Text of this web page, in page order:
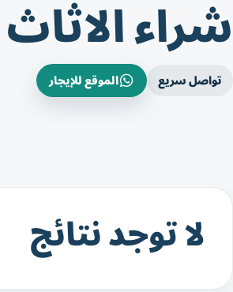
شراء
تواصل سريع الموقع للإيجار
لا توجد نتائج